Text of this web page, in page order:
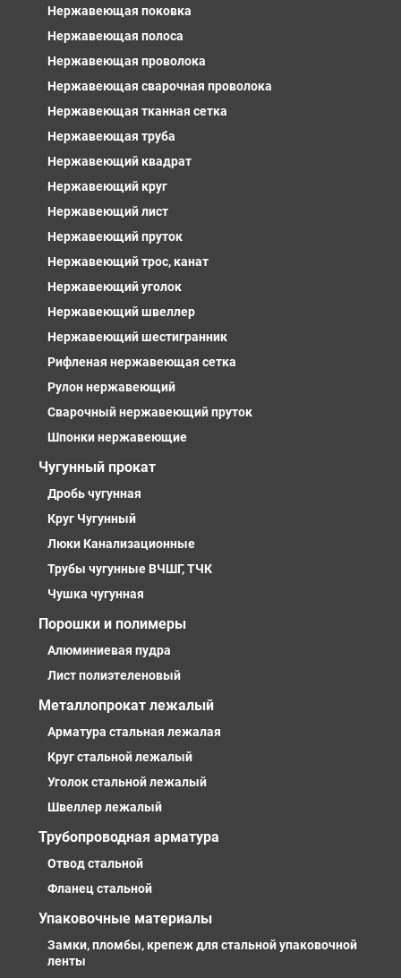
Нержавеющая поковка
Нержавеющая полоса
Нержавеющая проволока
Нержавеющая сварочная проволока
Нержавеющая тканная сетка
Нержавеющая труба
Нержавеющий квадрат
Нержавеющий круг
Нержавеющий лист
Нержавеющий пруток
Нержавеющий трос, канат
Нержавеющий уголок
Нержавеющий швеллер
Нержавеющий шестигранник
Рифленая нержавеющая сетка
Рулон нержавеющий
Сварочный нержавеющий пруток
Шпонки нержавеющие
Чугунный прокат
Дробь чугунная
Круг Чугунный
Люки Канализационные
Трубы чугунные ВЧШГ, ТЧК
Чушка чугунная
Порошки и полимеры
Алюминиевая пудра
Лист полиэтеленовый
Металлопрокат лежалый
Арматура стальная лежалая
Круг стальной лежалый
Уголок стальной лежалый
Швеллер лежалый
Трубопроводная арматура
Отвод стальной
Фланец стальной
Упаковочные материалы
Замки, пломбы, крепеж для стальной упаковочной
ленты